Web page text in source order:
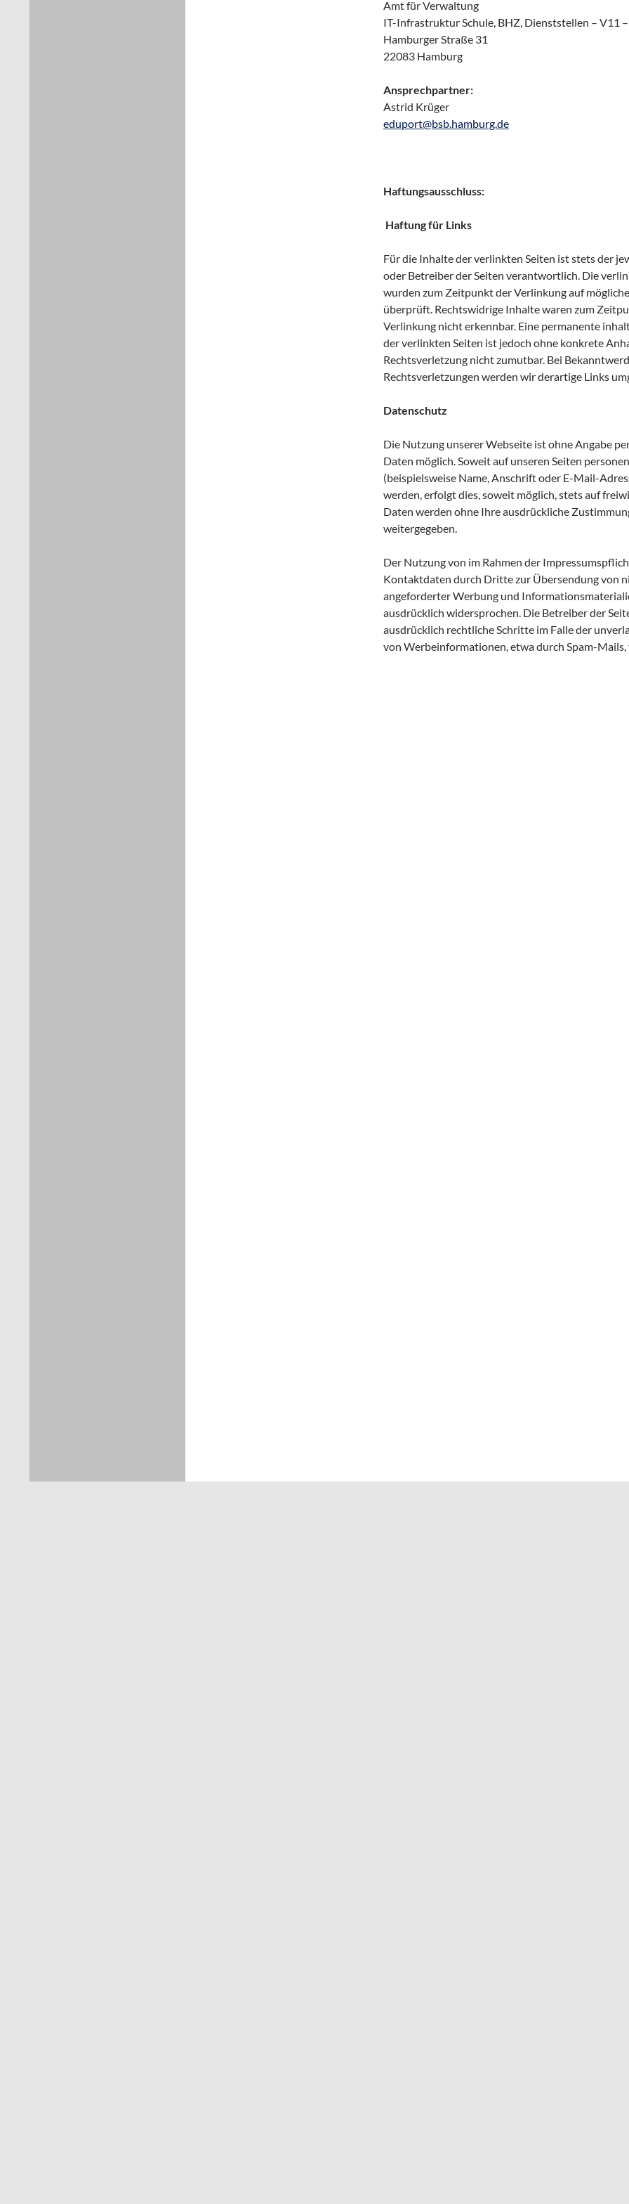
Amt für Verwaltung
IT-Infrastruktur Schule, BHZ, Dienststellen – V11 –
Hamburger Straße 31
22083 Hamburg
Ansprechpartner:
Astrid Krüger
eduport@bsb.hamburg.de
Haftungsausschluss:
Haftung für Links
Für die Inhalte der verlinkten Seiten ist stets der
oder Betreiber der Seiten verantwortlich. Die
wurden zum Zeitpunkt der Verlinkung auf
überprüft. Rechtswidrige Inhalte waren zum
Verlinkung nicht erkennbar. Eine permanente
der verlinkten Seiten ist jedoch ohne konkrete
Rechtsverletzung nicht zumutbar. Bei
Rechtsverletzungen werden wir derartige Links
Datenschutz
Die Nutzung unserer Webseite ist ohne Angabe
Daten möglich. Soweit auf unseren Seiten
(beispielsweise Name, Anschrift oder E-Mail-
werden, erfolgt dies, soweit möglich, stets auf
Daten werden ohne Ihre ausdrückliche
weitergegeben.
Der Nutzung von im Rahmen der
Kontaktdaten durch Dritte zur Übersendung von
angeforderter Werbung und
ausdrücklich widersprochen. Die Betreiber der
ausdrücklich rechtliche Schritte im Falle der
von Werbeinformationen, etwa durch Spam-Mails,